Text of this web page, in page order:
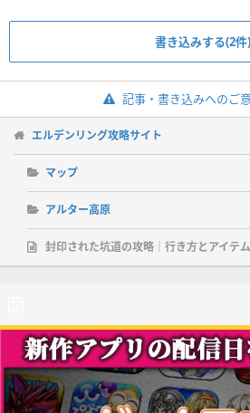
書き込みする(2件)
記事・書き込みへのご
エルデンリング攻略サイト
マップ
アルター高原
封印された坑道の攻略｜行き方とアイテム